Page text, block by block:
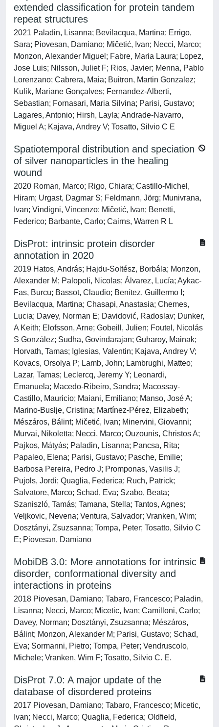
extended classification for protein tandem
repeat structures
2021 Paladin, Lisanna; Bevilacqua, Martina; Errigo,
Sara; Piovesan, Damiano; Mičetić, Ivan; Necci, Marco;
Monzon, Alexander Miguel; Fabre, Maria Laura; Lopez,
Jose Luis; Nilsson, Juliet F; Rios, Javier; Menna, Pablo
Lorenzano; Cabrera, Maia; Buitron, Martin Gonzalez;
Kulik, Mariane Gonçalves; Fernandez-Alberti,
Sebastian; Fornasari, Maria Silvina; Parisi, Gustavo;
Lagares, Antonio; Hirsh, Layla; Andrade-Navarro,
Miguel A; Kajava, Andrey V; Tosatto, Silvio C E
Spatiotemporal distribution and speciation
of silver nanoparticles in the healing
wound
2020 Roman, Marco; Rigo, Chiara; Castillo-Michel,
Hiram; Urgast, Dagmar S; Feldmann, Jörg; Munivrana,
Ivan; Vindigni, Vincenzo; Mičetić, Ivan; Benetti,
Federico; Barbante, Carlo; Cairns, Warren R L
DisProt: intrinsic protein disorder
annotation in 2020
2019 Hatos, András; Hajdu-Soltész, Borbála; Monzon,
Alexander M; Palopoli, Nicolas; Álvarez, Lucía; Aykac-
Fas, Burcu; Bassot, Claudio; Benítez, Guillermo I;
Bevilacqua, Martina; Chasapi, Anastasia; Chemes,
Lucia; Davey, Norman E; Davidović, Radoslav; Dunker,
A Keith; Elofsson, Arne; Gobeill, Julien; Foutel, Nicolás
S González; Sudha, Govindarajan; Guharoy, Mainak;
Horvath, Tamas; Iglesias, Valentin; Kajava, Andrey V;
Kovacs, Orsolya P; Lamb, John; Lambrughi, Matteo;
Lazar, Tamas; Leclercq, Jeremy Y; Leonardi,
Emanuela; Macedo-Ribeiro, Sandra; Macossay-
Castillo, Mauricio; Maiani, Emiliano; Manso, José A;
Marino-Buslje, Cristina; Martínez-Pérez, Elizabeth;
Mészáros, Bálint; Mičetić, Ivan; Minervini, Giovanni;
Murvai, Nikoletta; Necci, Marco; Ouzounis, Christos A;
Pajkos, Mátyás; Paladin, Lisanna; Pancsa, Rita;
Papaleo, Elena; Parisi, Gustavo; Pasche, Emilie;
Barbosa Pereira, Pedro J; Promponas, Vasilis J;
Pujols, Jordi; Quaglia, Federica; Ruch, Patrick;
Salvatore, Marco; Schad, Eva; Szabo, Beata;
Szaniszló, Tamás; Tamana, Stella; Tantos, Agnes;
Veljkovic, Nevena; Ventura, Salvador; Vranken, Wim;
Dosztányi, Zsuzsanna; Tompa, Peter; Tosatto, Silvio C
E; Piovesan, Damiano
MobiDB 3.0: More annotations for intrinsic
disorder, conformational diversity and
interactions in proteins
2018 Piovesan, Damiano; Tabaro, Francesco; Paladin,
Lisanna; Necci, Marco; Micetic, Ivan; Camilloni, Carlo;
Davey, Norman; Dosztányi, Zsuzsanna; Mészáros,
Bálint; Monzon, Alexander M; Parisi, Gustavo; Schad,
Eva; Sormanni, Pietro; Tompa, Peter; Vendruscolo,
Michele; Vranken, Wim F; Tosatto, Silvio C. E.
DisProt 7.0: A major update of the
database of disordered proteins
2017 Piovesan, Damiano; Tabaro, Francesco; Micetic,
Ivan; Necci, Marco; Quaglia, Federica; Oldfield,